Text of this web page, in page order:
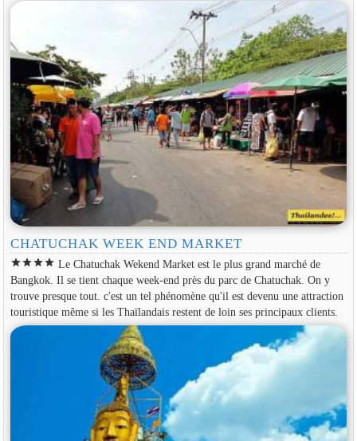
CHATUCHAK WEEK END MARKET
starstarstarstar Le Chatuchak Wekend Market est le plus grand marché de
Bangkok. Il se tient chaque week-end près du parc de Chatuchak. On y
trouve presque tout. c'est un tel phénomène qu'il est devenu une attraction
touristique même si les Thaïlandais restent de loin ses principaux clients.